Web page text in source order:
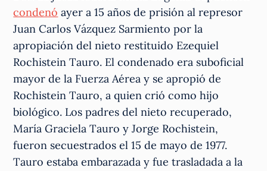
condenó ayer a 15 años de prisión al represor
Juan Carlos Vázquez Sarmiento por la
apropiación del nieto restituido Ezequiel
Rochistein Tauro. El condenado era suboficial
mayor de la Fuerza Aérea y se apropió de
Rochistein Tauro, a quien crió como hijo
biológico. Los padres del nieto recuperado,
María Graciela Tauro y Jorge Rochistein,
fueron secuestrados el 15 de mayo de 1977.
Tauro estaba embarazada y fue trasladada a la